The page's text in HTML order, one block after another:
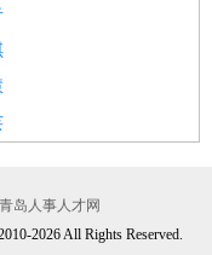
岛人事人才网
2026 All Rights Reserved.